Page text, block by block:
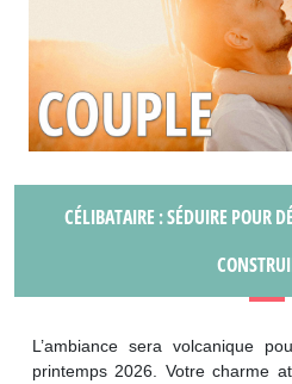
CÉLIBATAIRE : SÉDUIRE POUR
L’ambiance sera volcanique
printemps 2026. Votre charme